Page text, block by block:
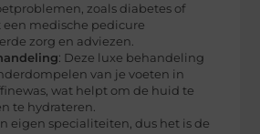
zoals diabetes of
een medische pedicure
zorg en adviezen.
: Deze luxe behandeling
van je voeten in
wat helpt om de huid te
te hydrateren.
eigen specialiteiten, dus het is de